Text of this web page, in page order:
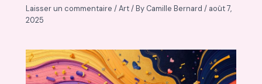
Laisser un commentaire /Art/ By Camille Bernard/ août 7,
2025